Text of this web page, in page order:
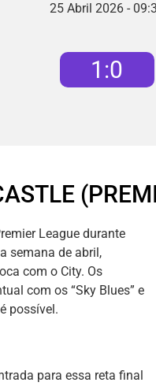
25 Abril 2026 -
1 :0
League durante
semana de abril,
com o City. Os
com os “Sky Blues” e
possível.
para essa reta final